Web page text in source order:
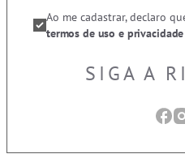
Ao me cadastrar, declaro
termos de uso e privacidade
SIGA A